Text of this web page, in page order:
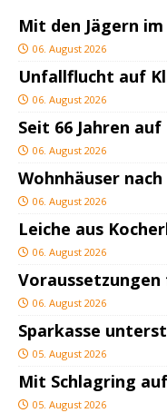
Mit den Jägern
06. August 2026
Unfallflucht auf
06. August 2026
Seit 66 Jahren
06. August 2026
Wohnhäuser
06. August 2026
Leiche aus
06. August 2026
06. August 2026
Sparkasse
05. August 2026
Mit Schlagring
05. August 2026